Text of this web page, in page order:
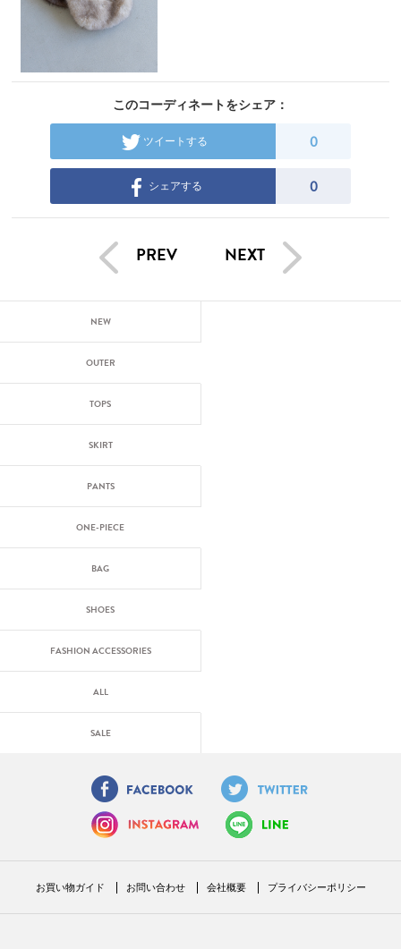
このコーディネートをシェア：
ツイートする 0
シェアする 0
PREV NEXT
NEW
OUTER
TOPS
SKIRT
PANTS
ONE-PIECE
BAG
SHOES
FASHION ACCESSORIES
ALL
SALE
お買い物ガイド お問い合わせ 会社概要 プライバシーポリシー